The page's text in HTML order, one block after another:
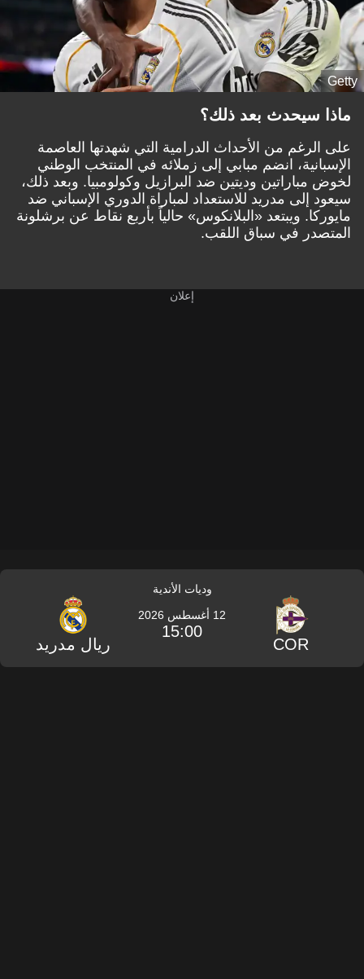
Getty
ماذا سيحدث بعد ذلك؟
على الرغم من الأحداث الدرامية التي شهدتها العاصمة
الإسبانية، انضم مبابي إلى زملائه في المنتخب الوطني
لخوض مباراتين وديتين ضد البرازيل وكولومبيا. وبعد ذلك،
سيعود إلى مدريد للاستعداد لمباراة الدوري الإسباني ضد
مايوركا. ويبتعد «البلانكوس» حالياً بأربع نقاط عن برشلونة
المتصدر في سباق اللقب.
وديات الأندية
COR
12 أغسطس 2026
15:00
ريال مدريد